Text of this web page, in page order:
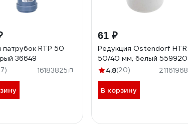
патрубок RTP 50
36649
16183825
61 ₽
Редукция Ostendorf HTR
50/40 мм, белый 559920
4.8(20) 21161968
В корзину